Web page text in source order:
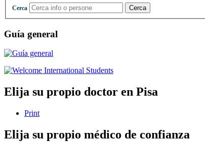
Cerca Cerca
Guía general
Elija su propio doctor en Pisa
Print
Elija su propio médico de confianza